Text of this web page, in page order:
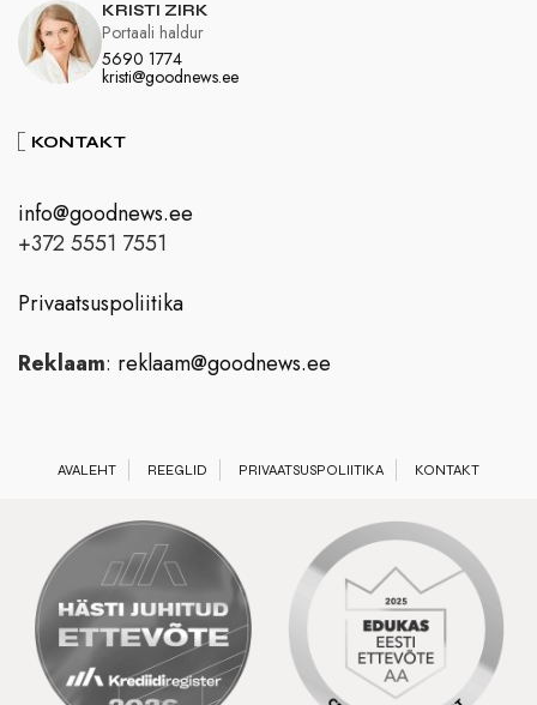
KRISTI ZIRK
5690 1774
kristi@goodnews.ee
Portaali haldur
KONTAKT
info@goodnews.ee
+372 5551 7551
Privaatsuspoliitika
Reklaam: reklaam@goodnews.ee
AVALEHT REEGLID PRIVAATSUSPOLIITIKA KONTAKT